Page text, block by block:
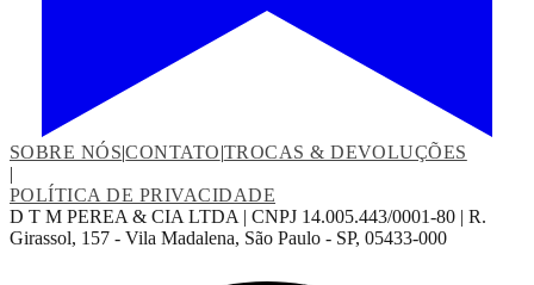
SOBRE NÓS|CONTATO|TROCAS & DEVOLUÇÕES
|
POLÍTICA DE PRIVACIDADE
D T M PEREA & CIA LTDA | CNPJ 14.005.443/0001-80 | R.
Girassol, 157 - Vila Madalena, São Paulo - SP, 05433-000